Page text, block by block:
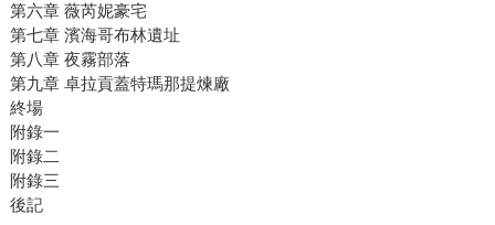
第六章 薇芮妮豪宅
第七章 濱海哥布林遺址
第八章 夜霧部落
第九章 卓拉貢蓋特瑪那提煉廠
終場
附錄一
附錄二
附錄三
後記